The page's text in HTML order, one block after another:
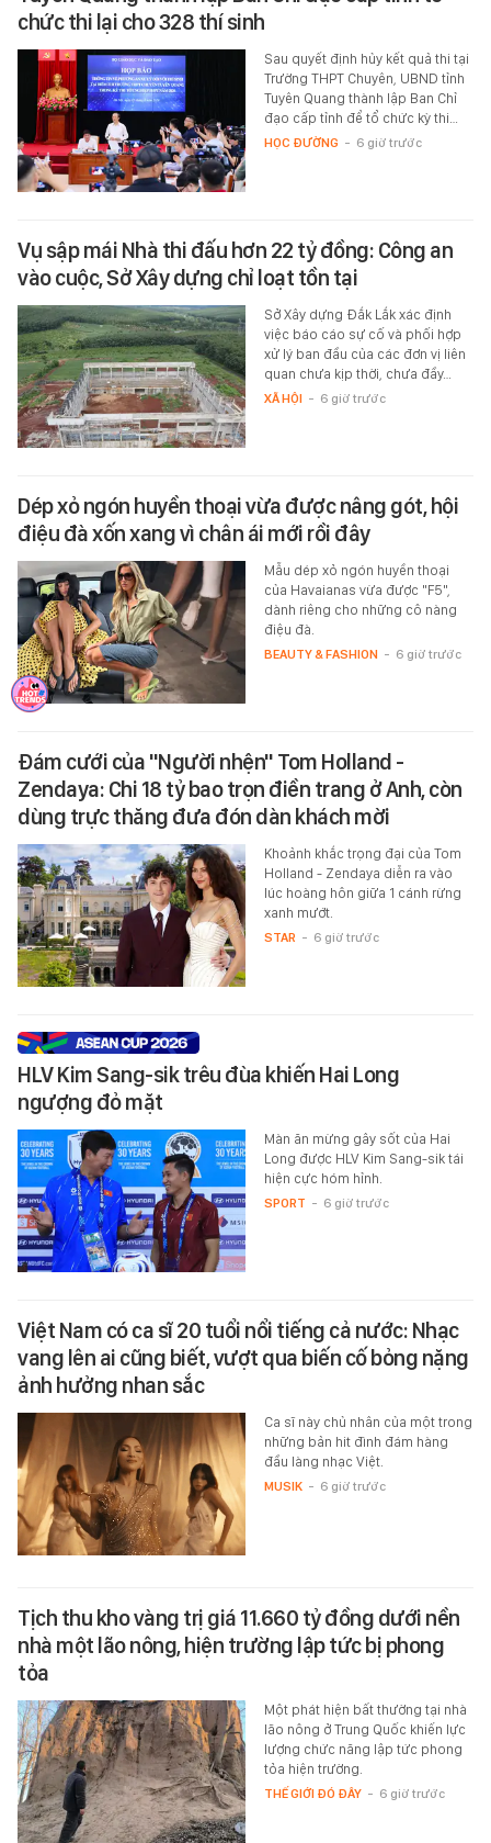
chức thi lại cho 328 thí sinh
Sau quyết định hủy kết quả thi tại
Trường THPT Chuyên, UBND tỉnh
Tuyên Quang thành lập Ban Chỉ
đạo cấp tỉnh để tổ chức kỳ thi…
HỌC ĐƯỜNG - 6 giờ trước
Vụ sập mái Nhà thi đấu hơn 22 tỷ đồng: Công an
vào cuộc, Sở Xây dựng chỉ loạt tồn tại
Sở Xây dựng Đắk Lắk xác định
việc báo cáo sự cố và phối hợp
xử lý ban đầu của các đơn vị liên
quan chưa kịp thời, chưa đầy…
XÃ HỘI - 6 giờ trước
Dép xỏ ngón huyền thoại vừa được nâng gót, hội
điệu đà xốn xang vì chân ái mới rồi đây
Mẫu dép xỏ ngón huyền thoại
của Havaianas vừa được "F5",
dành riêng cho những cô nàng
điệu đà.
BEAUTY & FASHION - 6 giờ trước
Đám cưới của "Người nhện" Tom Holland -
Zendaya: Chi 18 tỷ bao trọn điền trang ở Anh, còn
dùng trực thăng đưa đón dàn khách mời
Khoảnh khắc trọng đại của Tom
Holland - Zendaya diễn ra vào
lúc hoàng hôn giữa 1 cánh rừng
xanh mướt.
STAR - 6 giờ trước
HLV Kim Sang-sik trêu đùa khiến Hai Long
ngượng đỏ mặt
Màn ăn mừng gây sốt của Hai
Long được HLV Kim Sang-sik tái
hiện cực hóm hỉnh.
SPORT - 6 giờ trước
Việt Nam có ca sĩ 20 tuổi nổi tiếng cả nước: Nhạc
vang lên ai cũng biết, vượt qua biến cố bỏng nặng
ảnh hưởng nhan sắc
Ca sĩ này chủ nhân của một trong
những bản hit đình đám hàng
đầu làng nhạc Việt.
MUSIK - 6 giờ trước
Tịch thu kho vàng trị giá 11.660 tỷ đồng dưới nền
nhà một lão nông, hiện trường lập tức bị phong
tỏa
Một phát hiện bất thường tại nhà
lão nông ở Trung Quốc khiến lực
lượng chức năng lập tức phong
tỏa hiện trường.
THẾ GIỚI ĐÓ ĐÂY - 6 giờ trước